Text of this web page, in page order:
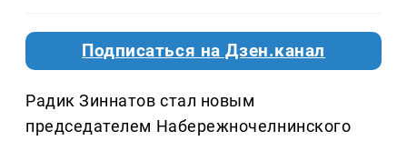
Подписаться на Дзен.канал
Радик Зиннатов стал новым
председателем Набережночелнинского